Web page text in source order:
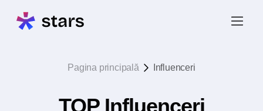
Pagina principală Influenceri
TOP Influenceri